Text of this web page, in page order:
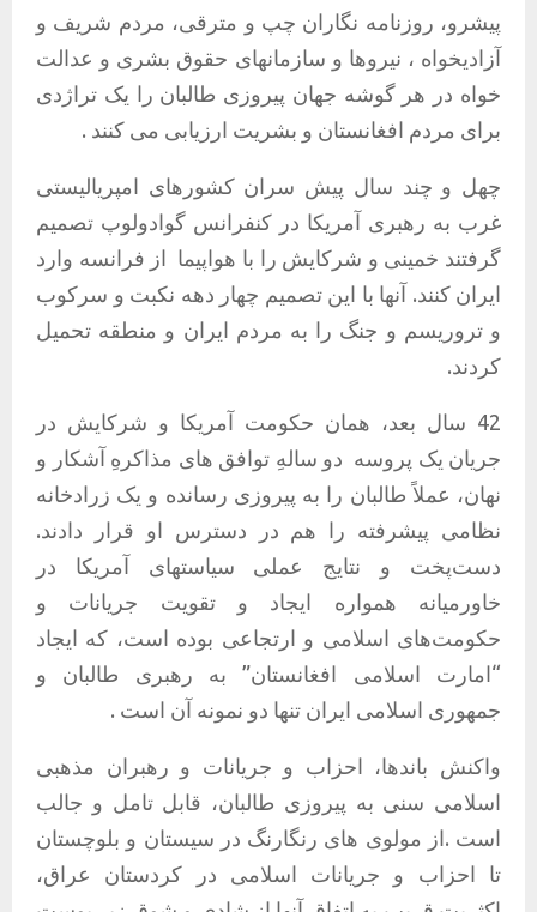
پیشرو، روزنامه نگاران چپ و مترقی، مردم شریف و
آزادیخواه ، نیروها و سازمانهای حقوق بشری و عدالت
خواه در هر گوشه جهان پیروزی طالبان را یک تراژدی
برای مردم افغانستان و بشریت ارزیابی می کنند .
چهل و چند سال پیش سران کشورهای امپریالیستی
غرب به رهبری آمریکا در کنفرانس گوادولوپ تصمیم
گرفتند خمینی و شرکایش را با هواپیما از فرانسه وارد
ایران کنند. آنها با این تصمیم چهار دهه نکبت و سرکوب
و تروریسم و جنگ را به مردم ایران و منطقه تحمیل
کردند.
42 سال بعد، همان حکومت آمریکا و شرکایش در
جریان یک پروسه دو سالهِ توافق های مذاکرهِ آشکار و
نهان، عملاً طالبان را به پیروزی رسانده و یک زرادخانه
نظامی پیشرفته را هم در دسترس او قرار دادند.
دست‌پخت و نتایج عملی سیاستهای آمریکا در
خاورمیانه همواره ایجاد و تقویت جریانات و
حکومت‌های اسلامی و ارتجاعی بوده است، که ایجاد
“امارت اسلامی افغانستان” به رهبری طالبان و
جمهوری اسلامی ایران تنها دو نمونه آن است .
واکنش باندها، احزاب و جریانات و رهبران مذهبی
اسلامی سنی به پیروزی طالبان، قابل تامل و جالب
است .از مولوی های رنگارنگ در سیستان و بلوچستان
تا احزاب و جریانات اسلامی در کردستان عراق،